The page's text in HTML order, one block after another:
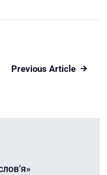
Previous Article